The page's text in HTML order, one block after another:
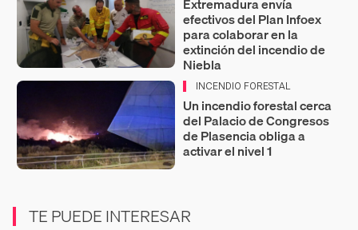
efectivos del Plan Infoex
para colaborar en la
extinción del incendio de
Niebla
INCENDIO FORESTAL
Un incendio forestal cerca
del Palacio de Congresos
de Plasencia obliga a
activar el nivel 1
TE PUEDE INTERESAR